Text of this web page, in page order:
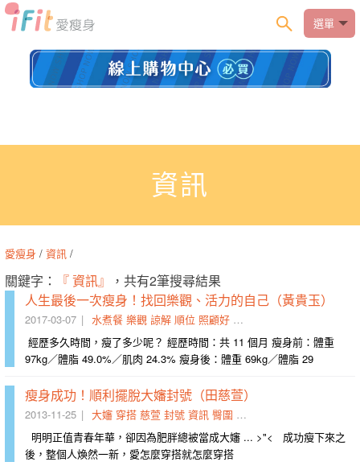
選單
資訊
愛瘦身 / 資訊 /
關鍵字： 『 資訊』
，共有2筆搜尋結果
人生最後一次瘦身！找回樂觀、活力的自己（黃貴玉）
2017-03-07 水煮餐 樂觀 諒解 順位 照顧好 資訊
經歷多久時間，瘦了多少呢？ 經歷時間：共 11 個月 瘦身前：體重
97kg／體脂 49.0%／肌肉 24.3% 瘦身後：體重 69kg／體脂 29
瘦身成功！順利擺脫大嬸封號（田慈萱）
2013-11-25 大嬸 穿搭 慈萱 封號 資訊 臀圍 當成
明明正值青春年華，卻因為肥胖總被當成大嬸 ... >"< 成功瘦下來之
後，整個人煥然一新，愛怎麼穿搭就怎麼穿搭